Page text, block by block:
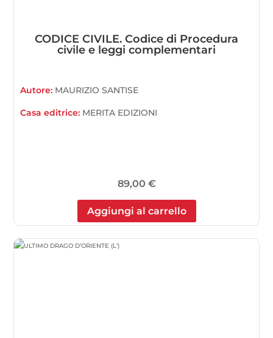
CODICE CIVILE. Codice di Procedura
civile e leggi complementari
Autore: MAURIZIO SANTISE
Casa editrice: MERITA EDIZIONI
89,00 €
Aggiungi al carrello